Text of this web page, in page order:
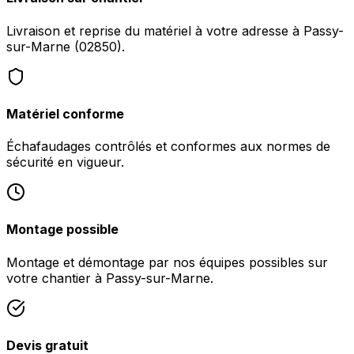
Livraison et reprise du matériel à votre adresse à Passy-
sur-Marne (02850).
Matériel conforme
Échafaudages contrôlés et conformes aux normes de
sécurité en vigueur.
Montage possible
Montage et démontage par nos équipes possibles sur
votre chantier à Passy-sur-Marne.
Devis gratuit